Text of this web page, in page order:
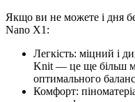
Якщо ви не можете і дня
Nano X1:
Легкість: міцний і
Knit — це ще більш
оптимального
Комфорт: